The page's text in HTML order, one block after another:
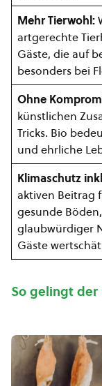
Mehr Tierwohl:
artgerechte
Gäste, die auf
besonders bei
Ohne
künstlichen
Tricks. Bio
und ehrliche
Klimaschutz
aktiven Beitrag
gesunde
glaubwürdiger
Gäste
So gelingt der